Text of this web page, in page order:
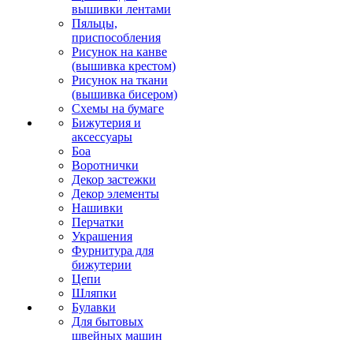
вышивки лентами
Пяльцы,
приспособления
Рисунок на канве
(вышивка крестом)
Рисунок на ткани
(вышивка бисером)
Схемы на бумаге
Бижутерия и
аксессуары
Боа
Воротнички
Декор застежки
Декор элементы
Нашивки
Перчатки
Украшения
Фурнитура для
бижутерии
Цепи
Шляпки
Булавки
Для бытовых
швейных машин